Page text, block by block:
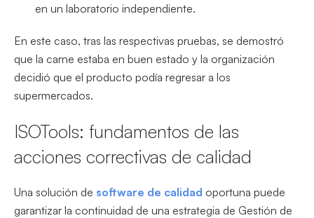
en un laboratorio independiente.
En este caso, tras las respectivas pruebas, se demostró
que la carne estaba en buen estado y la organización
decidió que el producto podía regresar a los
supermercados.
ISOTools: fundamentos de las
acciones correctivas de calidad
Una solución de software de calidad oportuna puede
garantizar la continuidad de una estrategia de Gestión de